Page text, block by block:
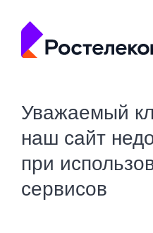
Уважаемый
наш сайт
при
сервисов